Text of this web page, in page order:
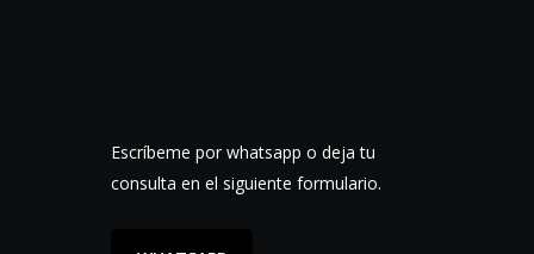
Escríbeme por whatsapp o deja tu
consulta en el siguiente formulario.